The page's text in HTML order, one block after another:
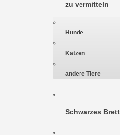
zu vermitteln
Hunde
Katzen
andere Tiere
Schwarzes Brett